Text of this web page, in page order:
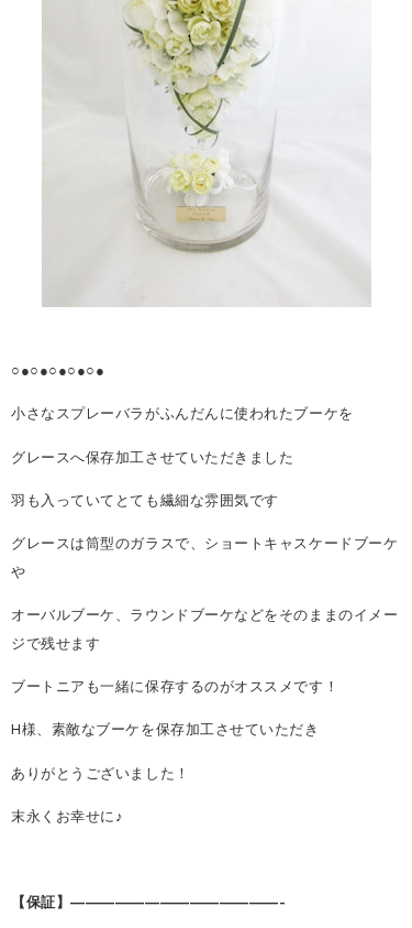
○●○●○●○●○●
小さなスプレーバラがふんだんに使われたブーケを
グレースへ保存加工させていただきました
羽も入っていてとても繊細な雰囲気です
グレースは筒型のガラスで、ショートキャスケードブーケ
や
オーバルブーケ、ラウンドブーケなどをそのままのイメー
ジで残せます
ブートニアも一緒に保存するのがオススメです！
H様、素敵なブーケを保存加工させていただき
ありがとうございました！
末永くお幸せに♪
【保証】——————————————-